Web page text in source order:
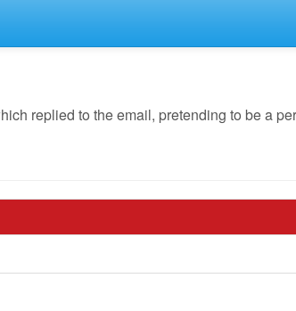
replied to the email, pretending to be a